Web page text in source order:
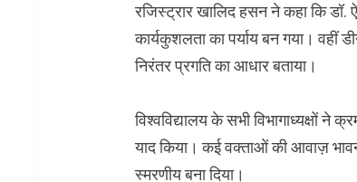
रजिस्ट्रार खालिद हसन ने कहा कि डॉ.
कार्यकुशलता का पर्याय बन गया। वहीं
निरंतर प्रगति का आधार बताया।
विश्वविद्यालय के सभी विभागाध्यक्षों
याद किया। कई वक्ताओं की आवाज़
स्मरणीय बना दिया।